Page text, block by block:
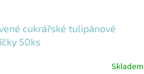
cukrářské tulipánové
50ks
Skladem